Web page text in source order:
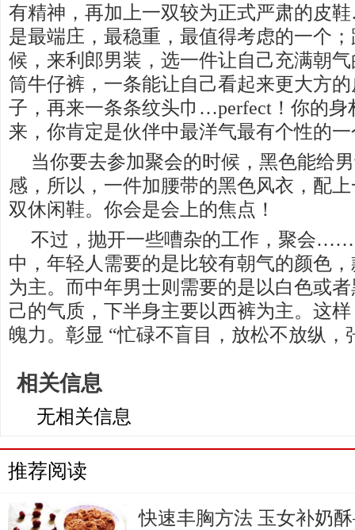
有精神，再加上一双较为正式严肃的皮
是最端庄，最稳重，最值得考虑的一个
候，来利郎男装，选一件让自己充满朝
筒牛仔裤，一条能让自己看起来更大方
子，再来一条条纹头巾…perfect！你的身
来，你肯定是伙伴中最洋气最有个性的
当你要去参加聚会的时候，黑色能给
感，所以，一件加腰带的黑色风衣，配
双休闲鞋。你会是会上的焦点！
不过，抛开一些嘈杂的工作，聚会
中，年轻人需要的是比较有朝气的颜色
为主。而中年男士则需要的是以白色或
己的气质，下半身主要以西裤为主。这
魄力。彰显 “忙碌不盲目，放松不放纵，
相关信息
无相关信息
推荐阅读
快速丰胸方法 玉女补奶